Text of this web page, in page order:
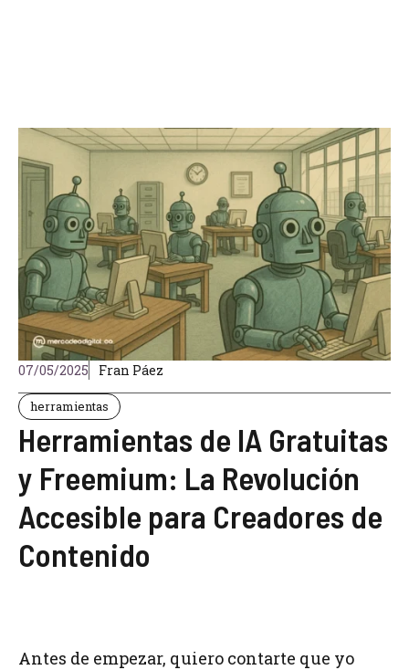
07/05/2025 Fran Páez
herramientas
Herramientas de IA Gratuitas
y Freemium: La Revolución
Accesible para Creadores de
Contenido
Antes de empezar, quiero contarte que yo